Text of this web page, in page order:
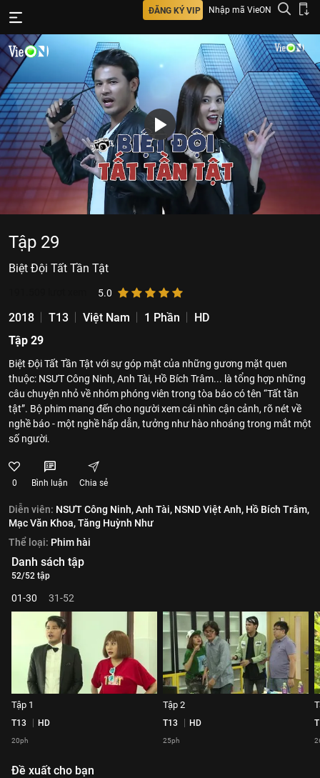
ĐĂNG KÝ VIP Nhập mã VieON
Tập 29
Biệt Đội Tất Tần Tật
5.0
2018 T13 Việt Nam 1 Phần
HD
Tập 29
Biệt Đội Tất Tần Tật với sự góp mặt của những gương mặt quen
thuộc: NSƯT Công Ninh, Anh Tài, Hồ Bích Trâm... là tổng hợp những
câu chuyện nhỏ về nhóm phóng viên trong tòa báo có tên “Tất tần
tật”. Bộ phim mang đến cho người xem cái nhìn cận cảnh, rõ nét về
nghề báo - một nghề hấp dẫn, tưởng như hào nhoáng trong mắt một
số người.
0 Bình luận Chia sẻ
Diễn viên: NSƯT Công Ninh,Anh Tài, NSND Việt Anh, Hồ Bích Trâm,
Mạc Văn Khoa,Tăng Huỳnh Như
Thể loại: Phim hài
Danh sách tập
52/52 tập
01-30 31-52
Tập 1
T13 HD
20ph
Tập 2
T13 HD
25ph
Đề xuất cho bạn